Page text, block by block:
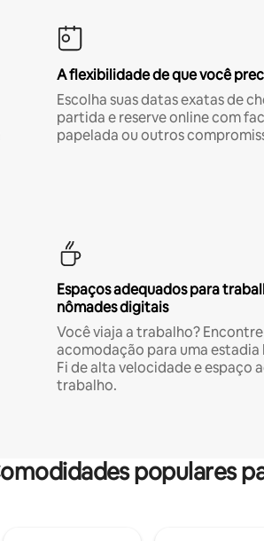
A flexibilidade de que você
Escolha suas datas exatas de
partida e reserve online com
papelada ou outros
Espaços adequados para
nômades digitais
Você viaja a trabalho?
acomodação para uma estadia
Fi de alta velocidade e espaço
trabalho.
populares